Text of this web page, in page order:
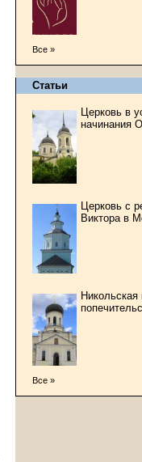
Все »
Статьи
Церковь в
начинания
Церковь с
Виктора в
Никольская
Все »